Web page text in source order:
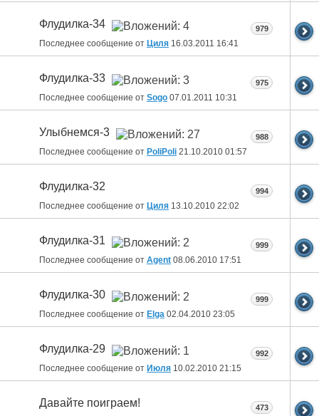
Флудилка-34
Последнее сообщение от Циля 16.03.2011 16:41
979
Флудилка-33
Последнее сообщение от Sogo 07.01.2011 10:31
975
Улыбнемся-3
Последнее сообщение от PoliPoli 21.10.2010 01:57
988
Флудилка-32
Последнее сообщение от Циля 13.10.2010 22:02
994
Флудилка-31
Последнее сообщение от Agent 08.06.2010 17:51
999
Флудилка-30
Последнее сообщение от Elga 02.04.2010 23:05
999
Флудилка-29
Последнее сообщение от Июля 10.02.2010 21:15
992
Давайте поиграем! 473